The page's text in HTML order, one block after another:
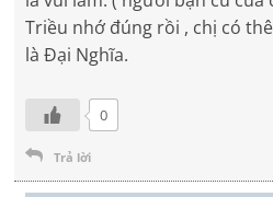
Triều nhớ đúng rồi , chị có
là Đại Nghĩa.
0
Trả lời